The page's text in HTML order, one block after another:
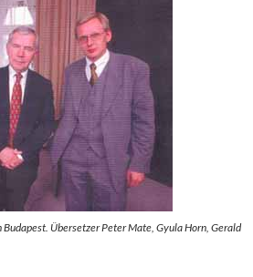
Übersetzer Peter Mate, Gyula Horn, Gerald